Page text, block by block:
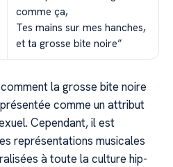
comme ça,
Tes mains sur mes hanches,
et ta grosse bite noire”
la grosse bite noire
comme un attribut
Cependant, il est
représentations musicales
à toute la culture hip-